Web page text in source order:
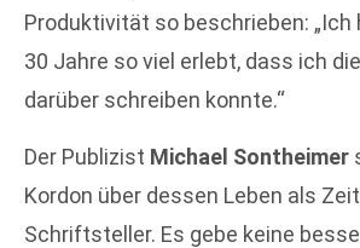
Produktivität so beschrieben: „Ich
30 Jahre so viel erlebt, dass ich
darüber schreiben konnte.“
Der Publizist Michael Sontheimer
Kordon über dessen Leben als
Schriftsteller. Es gebe keine